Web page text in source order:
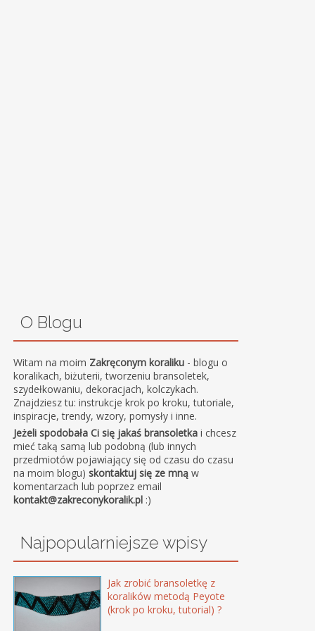
O Blogu
Witam na moim Zakręconym koraliku - blogu o
koralikach, biżuterii, tworzeniu bransoletek,
szydełkowaniu, dekoracjach, kolczykach.
Znajdziesz tu: instrukcje krok po kroku, tutoriale,
inspiracje, trendy, wzory, pomysły i inne.
Jeżeli spodobała Ci się jakaś bransoletka i chcesz
mieć taką samą lub podobną (lub innych
przedmiotów pojawiający się od czasu do czasu
na moim blogu)skontaktuj się ze mną w
komentarzach lub poprzez email
kontakt@zakreconykoralik.pl :)
Najpopularniejsze wpisy
Jak zrobić bransoletkę z
koralików metodą Peyote
(krok po kroku, tutorial) ?